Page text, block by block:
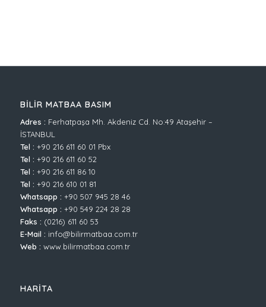
BİLİR MATBAA BASIM
Adres : Ferhatpaşa Mh. Akdeniz Cd. No:49 Ataşehir –
İSTANBUL
Tel : +90 216 611 60 01 Pbx
Tel : +90 216 611 60 52
Tel : +90 216 611 86 10
Tel : +90 216 610 01 81
Whatsapp : +90 507 945 28 46
Whatsapp : +90 549 224 28 28
Faks : (0216) 611 60 53
E-Mail : info@bilirmatbaa.com.tr
Web : www.bilirmatbaa.com.tr
HARİTA